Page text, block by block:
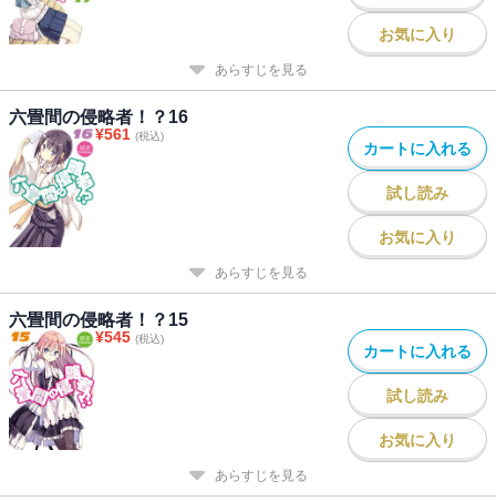
お気に入り
あらすじを見る
六畳間の侵略者！？16
¥561 (税込)
カートに入れる
試し読み
お気に入り
あらすじを見る
六畳間の侵略者！？15
¥545 (税込)
カートに入れる
試し読み
お気に入り
あらすじを見る